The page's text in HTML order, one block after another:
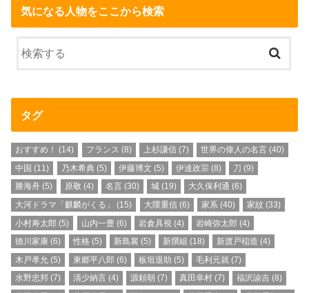
気になる人物をここから検索
タグ
おすすめ！ (14) フランス (8) 上杉謙信(7) 世界の偉人の名言 (40)
中国 (11) 乃木希典(5) 伊藤博文 (5) 伊達政宗 (8) 刀 (9)
勝海舟 (5) 原敬 (4) 名言(30) 城 (19) 大久保利通 (6)
大河ドラマ「麒麟がくる」
(15) 大隈重信(6) 家系(40) 家紋 (33)
小村寿太郎 (5) 山内一豊 (6) 岩倉具視 (4) 岩崎弥太郎 (4)
徳川家康 (6) 性格 (5) 新島襄 (5) 新撰組 (18) 新渡戸稲造 (4)
木戸孝允 (5) 東郷平八郎 (6) 板垣退助 (5) 毛利元就 (7)
水野忠邦 (7) 清少納言(4) 源頼朝 (7) 真田幸村 (7) 福沢諭吉 (8)